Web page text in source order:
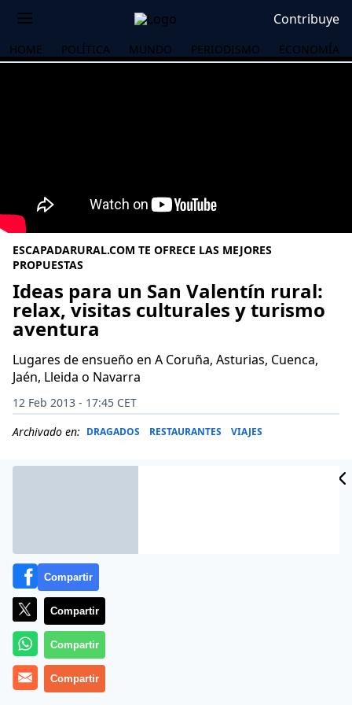
Contribuye
HOME POLÍTICA MUNDO PERIODISMO ECONOMÍA
ESCAPADARURAL.COM TE OFRECE LAS MEJORES
PROPUESTAS
Ideas para un San Valentín rural:
relax, visitas culturales y turismo
aventura
Lugares de ensueño en A Coruña, Asturias, Cuenca,
Jaén, Lleida o Navarra
12 Feb 2013 - 17:45 CET
Archivado en: DRAGADOS RESTAURANTES VIAJES
EscapadaRural.com
Compartir
Compartir
Compartir
Compartir